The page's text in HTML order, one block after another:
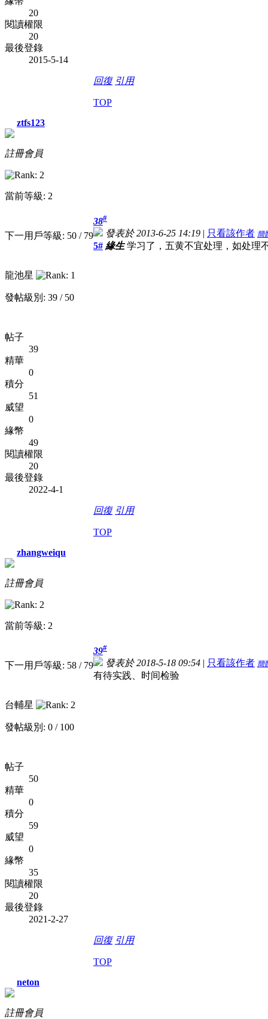
20
閱讀權限
20
最後登錄
2015-5-14
回復 引用
TOP
ztfs123
註冊會員
當前等級: 2
下一用戶等級: 50 / 79
龍池星
發帖級別: 39 / 50
帖子
39
精華
0
積分
51
威望
0
緣幣
49
閱讀權限
20
最後登錄
2022-4-1
38#
發表於 2013-6-25 14:19 | 只看該作者 簡
5# 緣生 学习了，五黄不宜处理，如处理
回復 引用
TOP
zhangweiqu
註冊會員
當前等級: 2
下一用戶等級: 58 / 79
台輔星
發帖級別: 0 / 100
帖子
50
精華
0
積分
59
威望
0
緣幣
35
閱讀權限
20
最後登錄
2021-2-27
39#
發表於 2018-5-18 09:54 | 只看該作者 簡
有待实践、时间检验
回復 引用
TOP
neton
註冊會員